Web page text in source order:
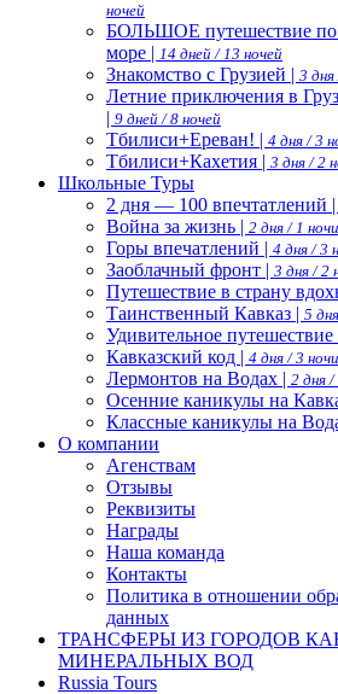
ночей
БОЛЬШОЕ путешествие по
море | 14 дней / 13 ночей
Знакомство с Грузией | 3 дня
Летние приключения в
| 9 дней / 8 ночей
Тбилиси+Ереван! | 4 дня / 3
Тбилиси+Кахетия | 3 дня / 2
Школьные Туры
2 дня — 100 впечтатлений |
Война за жизнь | 2 дня / 1 ночи
Горы впечатлений | 4 дня / 3
Заоблачный фронт | 3 дня / 2
Путешествие в страну
Таинственный Кавказ | 5
Удивительное путешествие
Кавказский код | 4 дня / 3 ночи
Лермонтов на Водах | 2 дня /
Осенние каникулы на
Классные каникулы на
О компании
Агенствам
Отзывы
Реквизиты
Награды
Наша команда
Контакты
Политика в отношении
данных
ТРАНСФЕРЫ ИЗ ГОРОДОВ
МИНЕРАЛЬНЫХ ВОД
Russia Tours